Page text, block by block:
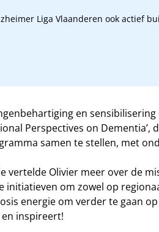
Liga Vlaanderen ook actief
en
Perspectives on
samen te stellen, met
vertelde Olivier meer over de
initiatieven om zowel op
energie om verder te gaan
inspireert!